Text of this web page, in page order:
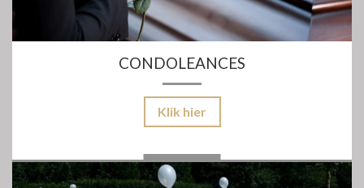
CONDOLEANCES
Klik hier